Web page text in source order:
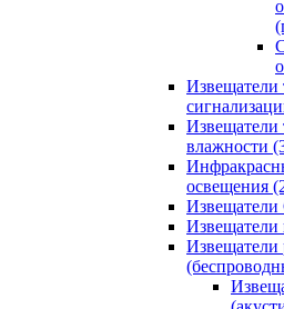
Извещатели
Извещатели
влажности
освещения
Извещатели
Извещатели